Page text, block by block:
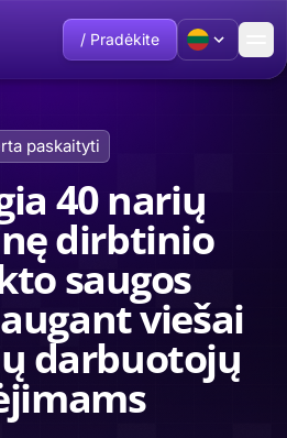
/ Pradėkite
paskaityti
40 narių
dirbtinio
saugos
viešai
darbuotojų